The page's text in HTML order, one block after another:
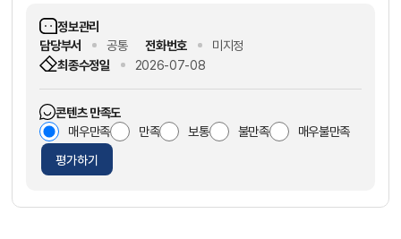
정보관리
담당부서
공통 전화번호
미지정
최종수정일
2026-07-08
콘텐츠 만족도
매우만족
만족 보통 불만족 매우불만족
평가하기